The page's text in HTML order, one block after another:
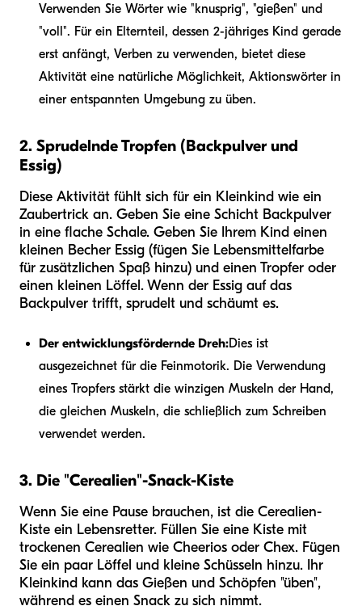
Verwenden Sie Wörter wie "knusprig", "gießen" und
"voll". Für ein Elternteil, dessen 2-jähriges Kind gerade
erst anfängt, Verben zu verwenden, bietet diese
Aktivität eine natürliche Möglichkeit, Aktionswörter in
einer entspannten Umgebung zu üben.
2. Sprudelnde Tropfen (Backpulver und
Essig)
Diese Aktivität fühlt sich für ein Kleinkind wie ein
Zaubertrick an. Geben Sie eine Schicht Backpulver
in eine flache Schale. Geben Sie Ihrem Kind einen
kleinen Becher Essig (fügen Sie Lebensmittelfarbe
für zusätzlichen Spaß hinzu) und einen Tropfer oder
einen kleinen Löffel. Wenn der Essig auf das
Backpulver trifft, sprudelt und schäumt es.
Der entwicklungsfördernde Dreh:Dies ist
ausgezeichnet für die Feinmotorik. Die Verwendung
eines Tropfers stärkt die winzigen Muskeln der Hand,
die gleichen Muskeln, die schließlich zum Schreiben
verwendet werden.
3. Die "Cerealien"-Snack-Kiste
Wenn Sie eine Pause brauchen, ist die Cerealien-
Kiste ein Lebensretter. Füllen Sie eine Kiste mit
trockenen Cerealien wie Cheerios oder Chex. Fügen
Sie ein paar Löffel und kleine Schüsseln hinzu. Ihr
Kleinkind kann das Gießen und Schöpfen "üben",
während es einen Snack zu sich nimmt.